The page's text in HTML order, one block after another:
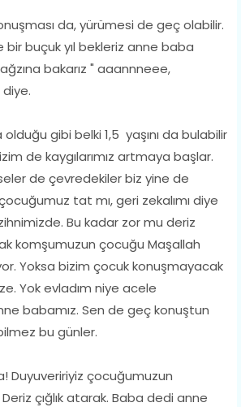
da, yürümesi de geç olabilir.
bir buçuk yıl bekleriz anne baba
bakarız " aaannneee,
gibi belki 1,5 yaşını da bulabilir
de kaygılarımız artmaya başlar.
de çevredekiler biz yine de
çocuğumuz tat mı, geri zekalımı diye
Bu kadar zor mu deriz
komşumuzun çocuğu Maşallah
Yoksa bizim çocuk konuşmayacak
Yok evladım niye acele
babamız. Sen de geç konuştun
bu günler.
Duyuveririyiz çocuğumuzun
çığlık atarak. Baba dedi anne